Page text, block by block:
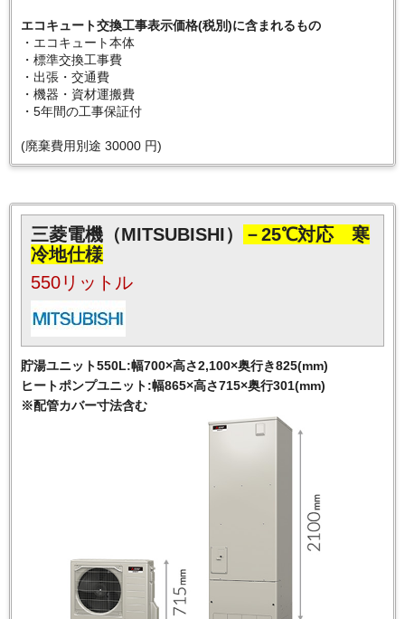
エコキュート交換工事表示価格(税別)に含まれるもの
・エコキュート本体
・標準交換工事費
・出張・交通費
・機器・資材運搬費
・5年間の工事保証付
(廃棄費用別途 30000 円)
三菱電機（MITSUBISHI）
－25℃対応 寒
冷地仕様
550リットル
貯湯ユニット550L:幅700×高さ2,100×奥行き825(mm)
ヒートポンプユニット:幅865×高さ715×奥行301(mm)
※配管カバー寸法含む